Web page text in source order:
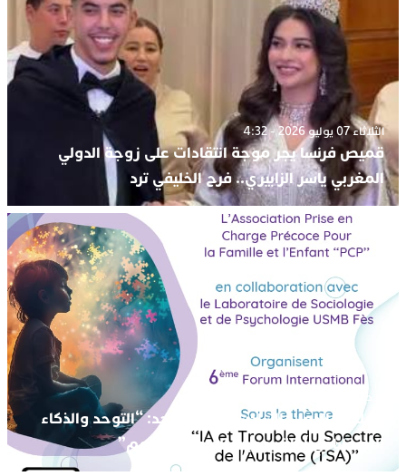
الثلاثاء 07 يوليو 2026 - 4:32
قميص فرنسا يجر موجة انتقادات على زوجة الدولي
المغربي ياسر الزابيري.. فرح الخليفي ترد
الأحد 19 أبريل 2026 - 2:02
الملتقى الدولي السادس حول التوحد: “التوحد والذكاء
الاصطناعي آفاق جديدة للإدماج والدعم”